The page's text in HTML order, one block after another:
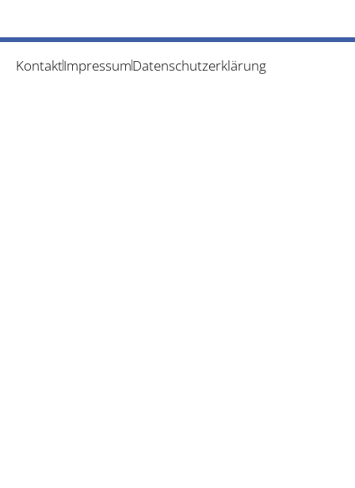
KontaktImpressumDatenschutzerklärung